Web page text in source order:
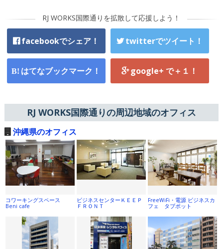
RJ WORKS国際通りを拡散して応援しよう！
facebookでシェア！ twitterでツイート！
はてなブックマーク！ google+ で＋１！
RJ WORKS国際通りの周辺地域のオフィス
沖縄県のオフィス
コワーキングスペース
Beni cafe
ビジネスセンターＫＥＥＰ
ＦＲＯＮＴ
FreeWiFi・電源 ビジネスカ
フェ タブポット